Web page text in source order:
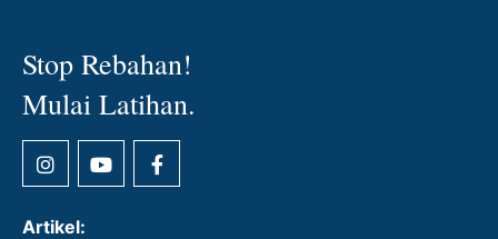
Stop Rebahan!
Mulai Latihan.
Artikel: